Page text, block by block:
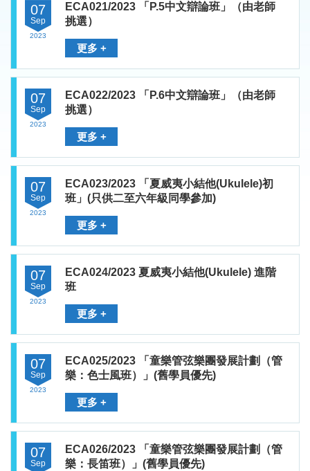
07
Sep
2023
ECA021/2023 「P.5中文辯論班」（由老師
挑選）
更多 +
07
Sep
2023
ECA022/2023 「P.6中文辯論班」（由老師
挑選）
更多 +
07
Sep
2023
ECA023/2023 「夏威夷小結他(Ukulele)初
班」(只供二至六年級同學參加)
更多 +
07
Sep
2023
ECA024/2023 夏威夷小結他(Ukulele) 進階
班
更多 +
07
Sep
2023
ECA025/2023 「童樂管弦樂團發展計劃（管
樂：色士風班）」(舊學員優先)
更多 +
07
Sep
ECA026/2023 「童樂管弦樂團發展計劃（管
樂：長笛班）」(舊學員優先)